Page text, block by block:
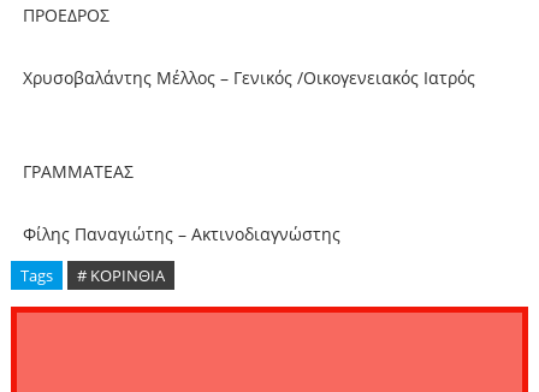
ΠΡΟΕΔΡΟΣ
Χρυσοβαλάντης Μέλλος – Γενικός /Οικογενειακός Ιατρός
ΓΡΑΜΜΑΤΕΑΣ
Φίλης Παναγιώτης – Ακτινοδιαγνώστης
Tags # ΚΟΡΙΝΘΙΑ